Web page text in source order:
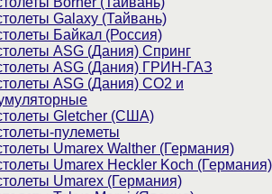
Galaxy (Тайвань)
Байкал (Россия)
ASG (Дания) Спринг
ASG (Дания) ГРИН-ГАЗ
ASG (Дания) CO2 и
Gletcher (США)
пулеметы
Umarex Walther (Германия)
Umarex Heckler Koch (Германия)
Umarex (Германия)